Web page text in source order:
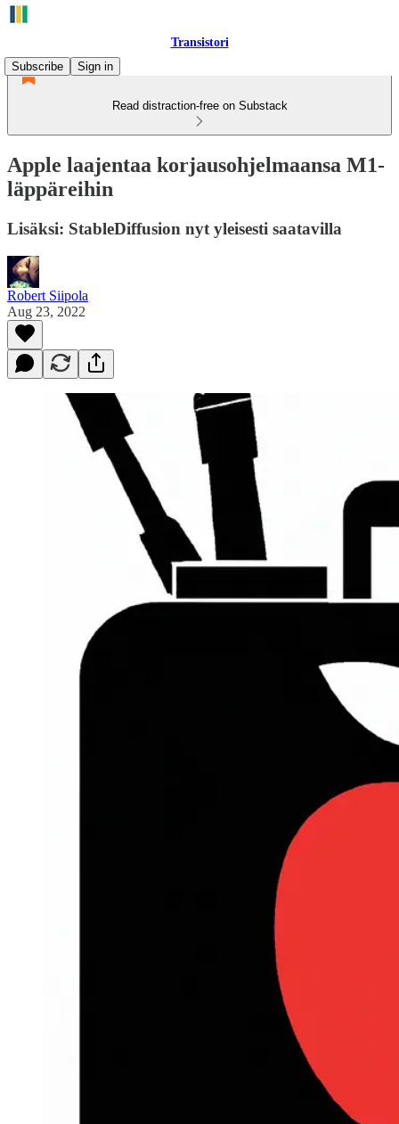
Transistori
Subscribe
Sign in
Read distraction-free on Substack
Apple laajentaa korjausohjelmaansa M1-
läppäreihin
Lisäksi: StableDiffusion nyt yleisesti saatavilla
Robert Siipola
Aug 23, 2022